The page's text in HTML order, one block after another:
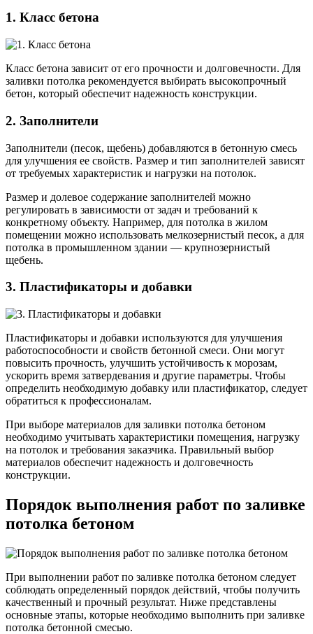
1. Класс бетона
Класс бетона зависит от его прочности и долговечности. Для
заливки потолка рекомендуется выбирать высокопрочный
бетон, который обеспечит надежность конструкции.
2. Заполнители
Заполнители (песок, щебень) добавляются в бетонную смесь
для улучшения ее свойств. Размер и тип заполнителей зависят
от требуемых характеристик и нагрузки на потолок.
Размер и долевое содержание заполнителей можно
регулировать в зависимости от задач и требований к
конкретному объекту. Например, для потолка в жилом
помещении можно использовать мелкозернистый песок, а для
потолка в промышленном здании — крупнозернистый
щебень.
3. Пластификаторы и добавки
Пластификаторы и добавки используются для улучшения
работоспособности и свойств бетонной смеси. Они могут
повысить прочность, улучшить устойчивость к морозам,
ускорить время затвердевания и другие параметры. Чтобы
определить необходимую добавку или пластификатор, следует
обратиться к профессионалам.
При выборе материалов для заливки потолка бетоном
необходимо учитывать характеристики помещения, нагрузку
на потолок и требования заказчика. Правильный выбор
материалов обеспечит надежность и долговечность
конструкции.
Порядок выполнения работ по заливке
потолка бетоном
При выполнении работ по заливке потолка бетоном следует
соблюдать определенный порядок действий, чтобы получить
качественный и прочный результат. Ниже представлены
основные этапы, которые необходимо выполнить при заливке
потолка бетонной смесью.